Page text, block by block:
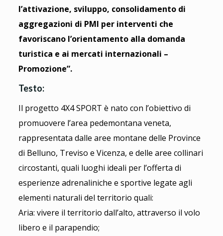
l’attivazione, sviluppo, consolidamento di
aggregazioni di PMI per interventi che
favoriscano l’orientamento alla domanda
turistica e ai mercati internazionali –
Promozione”.
Testo:
Il progetto 4X4 SPORT è nato con l’obiettivo di
promuovere l’area pedemontana veneta,
rappresentata dalle aree montane delle Province
di Belluno, Treviso e Vicenza, e delle aree collinari
circostanti, quali luoghi ideali per l’offerta di
esperienze adrenaliniche e sportive legate agli
elementi naturali del territorio quali:
Aria: vivere il territorio dall’alto, attraverso il volo
libero e il parapendio;